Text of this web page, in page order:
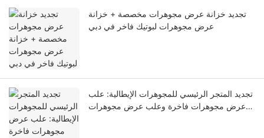
تجديد خزانة عرض مجوهرات مخصصة + خزانة
عرض مجوهرات لبوتيك فاخر في دبي
تجديد المتجر الرئيسي للمجوهرات الإيطالية: علب
عرض مجوهرات فاخرة وعلب عرض مجوهرات